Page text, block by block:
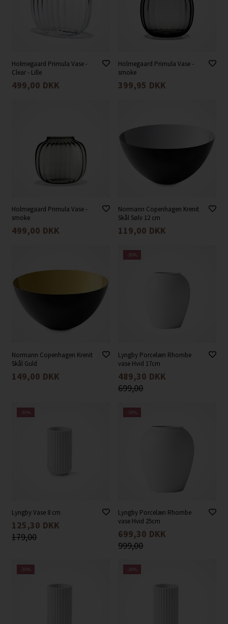
Holmegaard Primula Vase -
Clear - Lille
499,00 DKK
Holmegaard Primula Vase -
smoke
399,95 DKK
Holmegaard Primula Vase -
smoke
499,00 DKK
Normann Copenhagen Krenit
Skål Sølv 12 cm
119,00 DKK
Normann Copenhagen Krenit
Skål Guld
149,00 DKK
-30%
Lyngby Porcelæn Rhombe
vase Hvid 17cm
489,30 DKK
699,00
-30%
Lyngby Vase 8 cm
125,30 DKK
179,00
-30%
Lyngby Porcelæn Rhombe
vase Hvid 25cm
699,30 DKK
999,00
-30% -30%